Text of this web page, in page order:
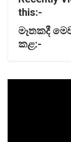
this:-
මෑතකදී
කළ:-